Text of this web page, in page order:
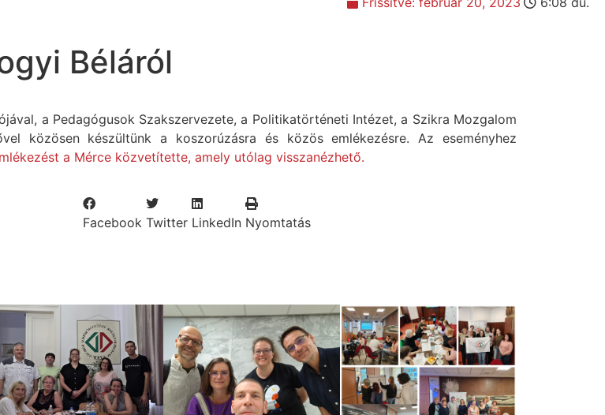
Béláról
a Pedagógusok Szakszervezete, a Politikatörténeti Intézet, a Szikra Mozgalom
közösen készültünk a koszorúzásra és közös emlékezésre. Az eseményhez
a Mérce közvetítette, amely utólag visszanézhető.
Facebook Twitter LinkedIn Nyomtatás